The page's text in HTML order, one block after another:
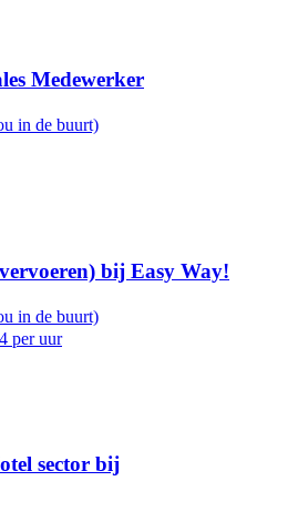
Medewerker
in de buurt)
bij Easy Way!
in de buurt)
per uur
sector bij